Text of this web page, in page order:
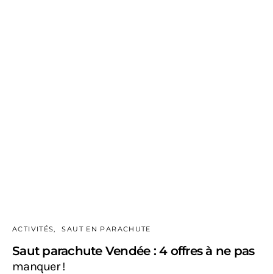
ACTIVITÉS SAUT EN PARACHUTE
Saut parachute Vendée : 4 offres à ne pas
manquer !